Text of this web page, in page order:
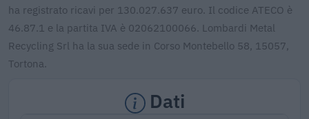
ha registrato ricavi per 130.027.637 euro. Il codice ATECO è
46.87.1 e la partita IVA è 02062100066. Lombardi Metal
Recycling Srl ha la sua sede in Corso Montebello 58, 15057,
Tortona.
Dati